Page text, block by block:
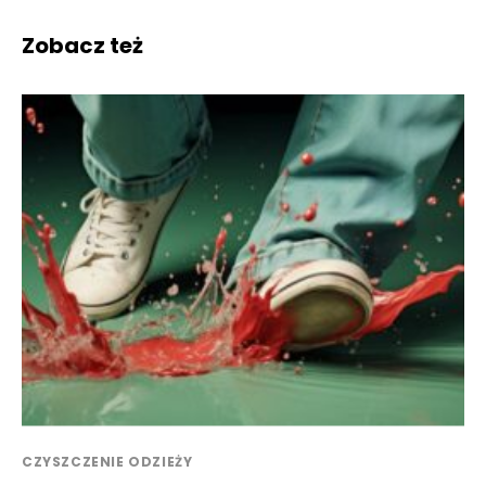
Zobacz też
CZYSZCZENIE ODZIEŻY